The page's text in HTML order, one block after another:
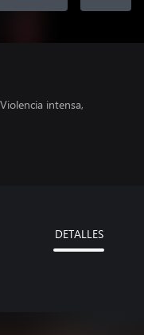
intensa,
DETALLES